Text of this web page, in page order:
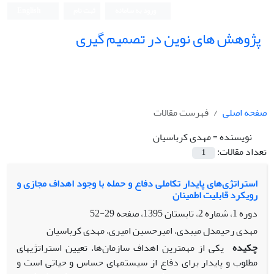
پژوهش های نوین در تصمیم گیری
صفحه اصلی
فهرست مقالات
نویسنده =مهدی کرباسیان
تعداد مقالات:
1
استراتژی‌های پایدار تکاملی دفاع و حمله با وجود اهداف مجازی و
رویکرد قابلیت اطمینان
دوره 1، شماره 2، تابستان 1395، صفحه
29-52
مهدی رحیمدل میبدی، امیرحسین امیری، مهدی کرباسیان
چکیده
یکی از مهم‎ترین اهداف سازمان‌ها، تعیین استراتژی‎های
مطلوب و پایدار برای دفاع از سیستم‎های حساس و حیاتی است و